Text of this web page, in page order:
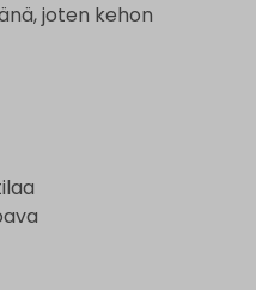
joten kehon